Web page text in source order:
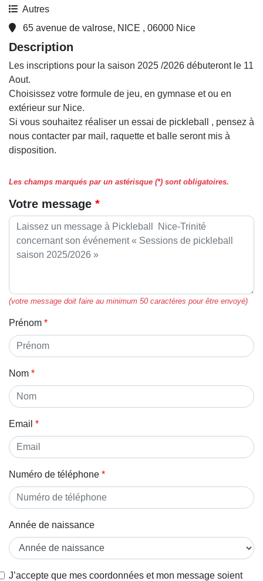
Autres
65 avenue de valrose, NICE , 06000 Nice
Description
Les inscriptions pour la saison 2025 /2026 débuteront le 11
Aout.
Choisissez votre formule de jeu, en gymnase et ou en
extérieur sur Nice.
Si vous souhaitez réaliser un essai de pickleball , pensez à
nous contacter par mail, raquette et balle seront mis à
disposition.
Les champs marqués par un astérisque (*) sont obligatoires.
Votre message
(votre message doit faire au minimum 50 caractères pour être envoyé)
Prénom
Nom
Email
Numéro de téléphone
Année de naissance
J’accepte que mes coordonnées et mon message soient